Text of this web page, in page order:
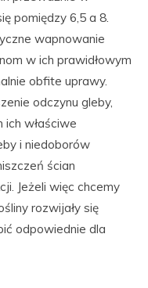
pomiędzy 6,5 a 8.
wapnowanie
w ich prawidłowym
obfite uprawy.
odczynu gleby,
ich właściwe
i niedoborów
ścian
Jeżeli więc chcemy
rozwijały się
odpowiednie dla